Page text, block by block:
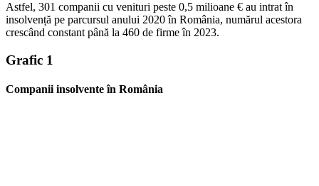
Astfel, 301 companii cu venituri peste 0,5 milioane € au intrat în
insolvență pe parcursul anului 2020 în România, numărul acestora
crescând constant până la 460 de firme în 2023.
Grafic 1
Companii insolvente în România